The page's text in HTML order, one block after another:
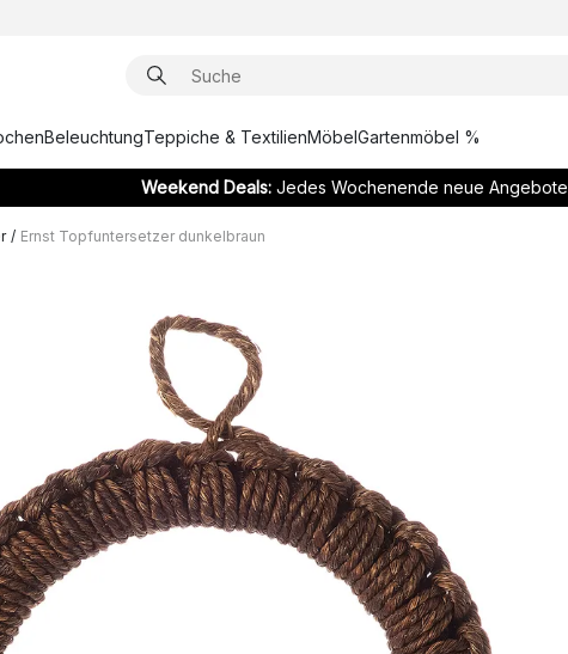
BeleuchtungTeppiche & TextilienMöbelGartenmöbel %
Weekend Deals:Jedes Wochenende neue Angebote
/ Ernst Topfuntersetzer dunkelbraun